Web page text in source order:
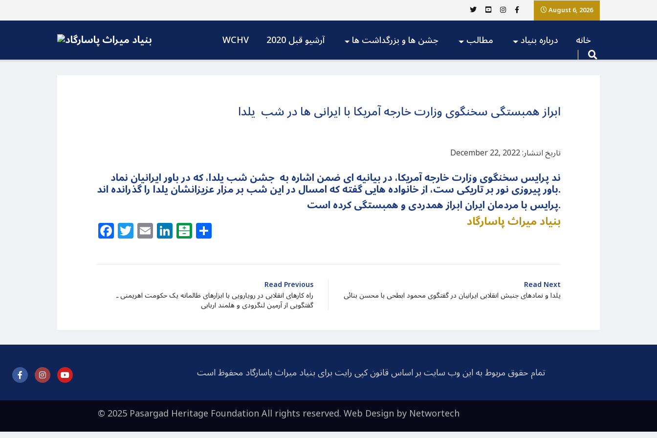
August 6, 2026
WCHV آرشیو قبل 2020 جشن ها و بزرگداشت ها مطالب درباره بنیاد خانه
ابراز همبستگی سخنگوی وزارت خارجه آمریکا با ایرانی ها در شب یلدا
تاریخ انتشار: December 22, 2022
ند پرایس سخنگوی وزارت خارجه آمریکا، در بیانیه ای ضمن اشاره به جشن شب یلدا، که در باور ایرانیان نماد
باور پیروزی نور بر تاریکی ست، از خانواده هایی گفته که امسال در این شب بر مزار عزیزانشان یلدا را گذرانده اند.
پرایس با مردمان ایران ابراز همدردی و همبستگی کرده است.
Facebook
Twitter
EmailLinkedIn
Balatarin بنیاد میراث پاسارگاد
Read Previous
راه کارهای انقلابی در رویارویی با ابزارهای ظالمانه یک حکومت اهریمنی ـ
گفتگویی از آرمین لنگرودی و هلمند اربابی
Read Next
یلدا و نمادهای جنبش انقلابی ایرانیان در گفتگوی محمود ابطحی با محسن بنائی
تمام حقوق مربوط به این وب سایت بر اساس قانون کپی رایت برای بنیاد میراث پاسارگاد محفوظ است
© 2025 Pasargad Heritage Foundation All rights reserved. Web Design byNetwortech